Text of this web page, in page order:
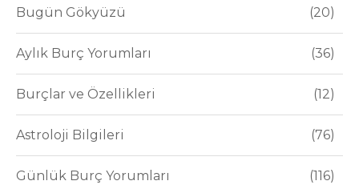
Bugün Gökyüzü 20
Aylık Burç Yorumları 36
Burçlar ve Özellikleri 12
Astroloji Bilgileri 76
Günlük Burç Yorumları 116